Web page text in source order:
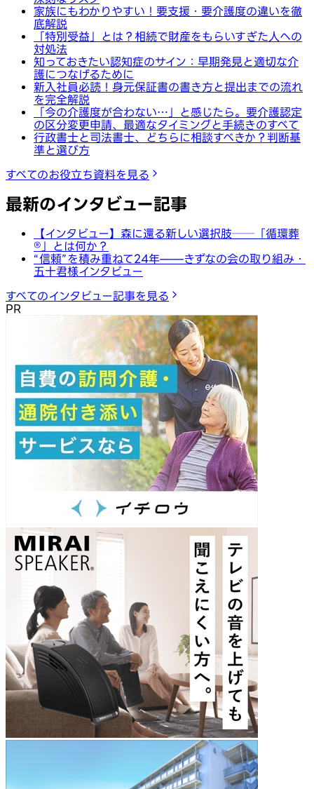
家族にもわかりやすい！要支援・要介護度の違いを徹
底解説
「特別受益」とは？相続で財産をもらいすぎた人への
対処法
知っておきたい認知症のサイン：早期発見と適切な介
護につなげるために
新入社員必読！身元保証書の書き方と提出までの流れ
を完全解説
「今の介護度が合わない…」と感じたら。要介護認定
の区分変更申請、最適なタイミングと手続きのすべて
行政書士と司法書士、どちらに相談すべきか？判断基
準と選び方
すべてのお役立ち資料を見る
最新のインタビュー記事
【インタビュー】森に還る新しい選択肢──「循環葬
®︎」とは何か？
“信頼”を積み重ねて24年——きずなの会の取り組み・
五十君様インタビュー
すべてのインタビュー記事を見る
PR